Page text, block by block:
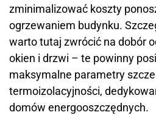
zminimalizować koszty
ogrzewaniem budynku.
warto tutaj zwrócić na dobór
okien i drzwi – te powinny
maksymalne parametry
termoizolacyjności,
domów energooszczędnych.